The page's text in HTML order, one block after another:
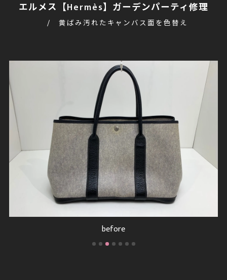
エルメス【Hermès】ガーデンパーティ修理
黄ばみ汚れたキャンバス面を色替え
after